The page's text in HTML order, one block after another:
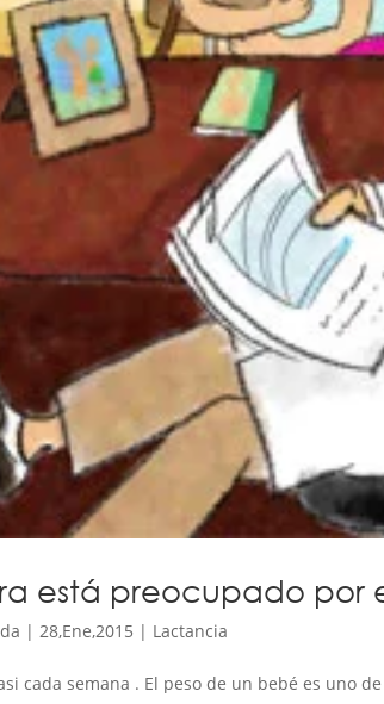
está preocupado por
|28,Ene,2015 | Lactancia
cada semana . El peso de un bebé es uno